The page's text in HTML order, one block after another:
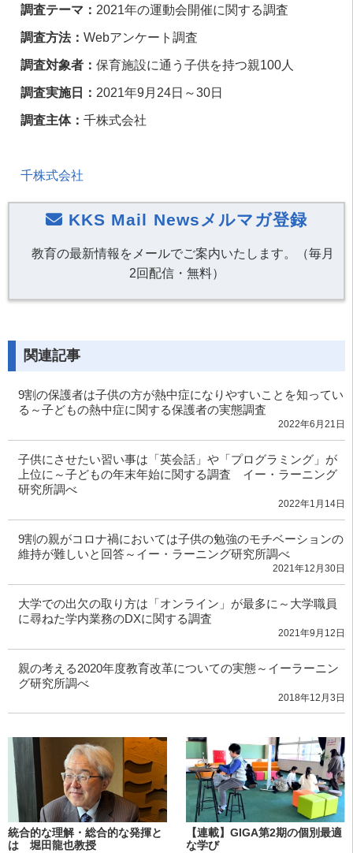
調査テーマ： 2021年の運動会開催に関する調査
調査方法： Webアンケート調査
調査対象者： 保育施設に通う子供を持つ親100 人
調査実施日： 2021年9月 24日～30日
調査主体： 千株式会社
千株式会社
KKS Mail Newsメルマガ登録
教育の最新情報をメールでご案内いたします。（毎月
2回配信・無料）
関連記事
9割の保護者は子供の方が熱中症になりやすいことを知ってい
る～子どもの熱中症に関する保護者の実態調査
2022年6月21日
子供にさせたい習い事は「英会話」や「プログラミング」が
上位に～子どもの年末年始に関する調査 イー・ラーニング
研究所調べ
2022年1月14日
9割の親がコロナ禍においては子供の勉強のモチベーションの
維持が難しいと回答～イー・ラーニング研究所調べ
2021年12月30日
大学での出欠の取り方は「オンライン」が最多に～大学職員
に尋ねた学内業務のDXに関する調査
2021年9月12日
親の考える2020年度教育改革についての実態～イーラーニン
グ研究所調べ
2018年12月3日
統合的な理解・総合的な発揮と
は 堀田龍也教授
【連載】GIGA第2期の個別最適
な学び